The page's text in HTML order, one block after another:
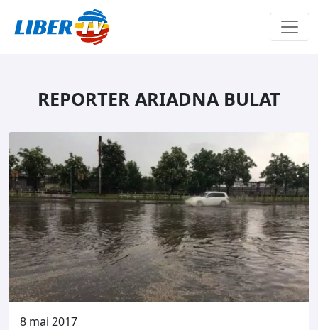
REPORTER ARIADNA BULAT
8 mai 2017